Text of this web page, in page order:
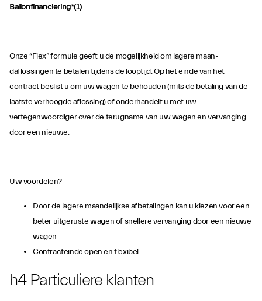
Ballonfinanciering*(1)
Onze “Flex” formule geeft u de mogelijkheid om lagere maan­
daflossingen te betalen tijdens de looptijd. Op het einde van het
contract beslist u om uw wagen te behouden (mits de betaling van de
laatste verhoogde aflossing) of onderhandelt u met uw
vertegenwoordiger over de terugname van uw wagen en vervanging
door een nieuwe.
Uw voordelen?
Door de lagere maandelijkse afbetalingen kan u kiezen voor een
beter uitgeruste wagen of snellere vervanging door een nieuwe
wagen
Contracteinde open en flexibel
h4 Particuliere klanten